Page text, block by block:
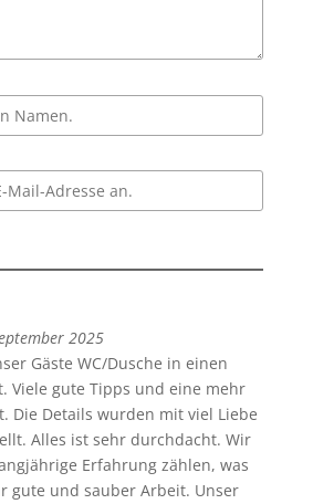
2025
Gäste WC/Dusche in einen
Viele gute Tipps und eine mehr
Die Details wurden mit viel Liebe
Alles ist sehr durchdacht. Wir
Erfahrung zählen, was
gute und sauber Arbeit. Unser